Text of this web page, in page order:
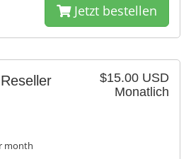
Jetzt bestellen
$15.00 USD
Monatlich
month